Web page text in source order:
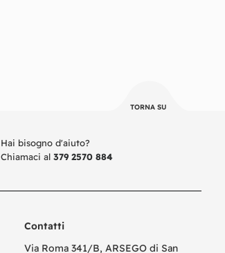
TORNA SU
Hai bisogno d'aiuto?
Chiamaci al 379 2570 884
Contatti
Via Roma 341/B, ARSEGO di San